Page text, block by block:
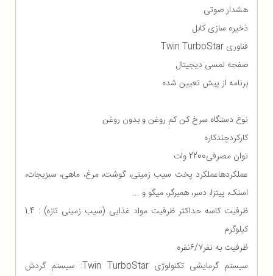
هشدار صوتی
ذخیره سازی کابل
فناوری Twin TurboStar
صفحه لمسی دیجیتال
برنامه از پیش تعیین شده
نوع دستگاه سرخ کن کم روغن و بدون روغن
کارکردچندکاره
توان مصرفی2200 وات
عملکردهاعملکرد پخت سیب زمینی، گوشت، مرغ، ماهی، سبزیجات،
اسنک، پیتزا، دسر، همبرگر، میگو و ...
ظرفیت کاسه حداکثر ظرفیت مواد غذایی (سیب زمینی تازه) : 1.4
کیلوگرم
ظرفیت به نفر۶/۷نفره
سیستم گرمایشی تکنولوژی Twin TurboStar: سیستم گردش